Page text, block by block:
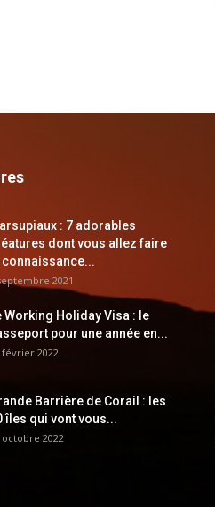
: 7 adorables
dont vous allez faire
connaissance...
2021
Working Holiday Visa : le
pour une année en...
février 2022
Barrière de Corail : les
îles qui vont vous...
octobre 2022